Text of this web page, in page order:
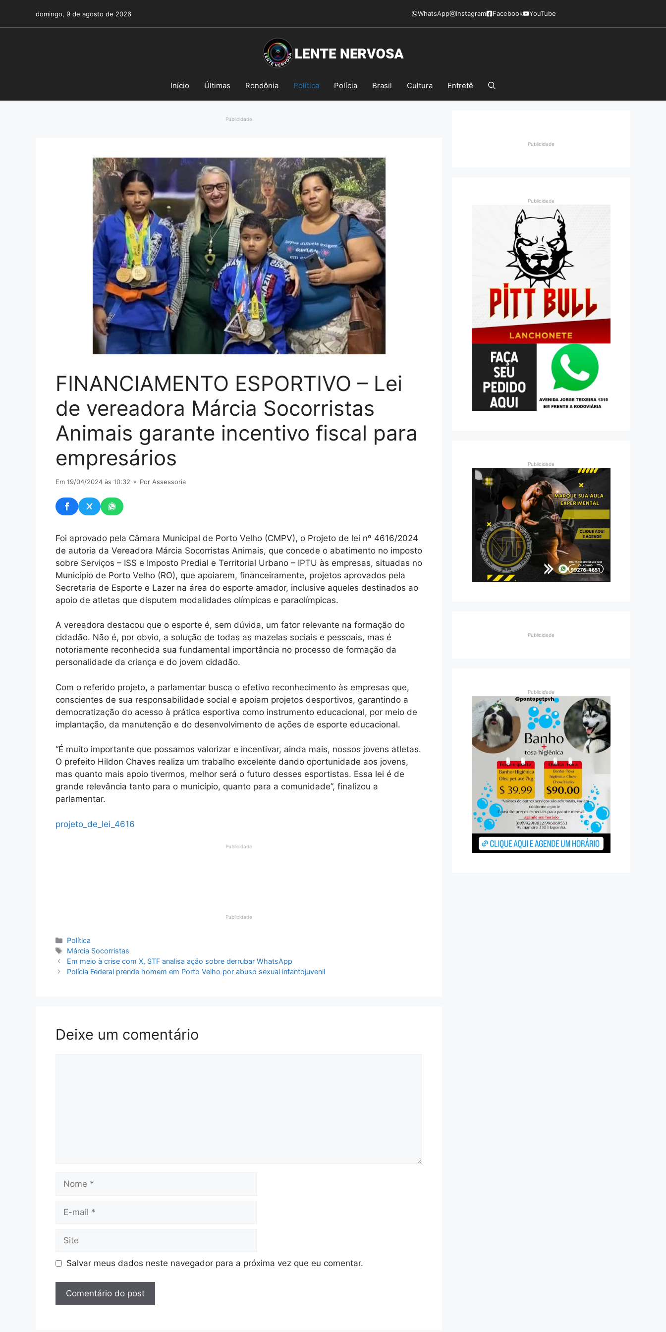
o
domingo, 9 de agosto de 2026 WhatsApp Instagram Facebook YouTube
Início Últimas Rondônia Política Polícia Brasil Cultura Entretê
Publicidade
FINANCIAMENTO ESPORTIVO – Lei
de vereadora Márcia Socorristas
Animais garante incentivo fiscal para
empresários
Em 19/04/2024 às 10:32 ⚬ Por Assessoria
Foi aprovado pela Câmara Municipal de Porto Velho (CMPV), o Projeto de lei nº 4616/2024
de autoria da Vereadora Márcia Socorristas Animais, que concede o abatimento no imposto
sobre Serviços – ISS e Imposto Predial e Territorial Urbano – IPTU às empresas, situadas no
Município de Porto Velho (RO), que apoiarem, financeiramente, projetos aprovados pela
Secretaria de Esporte e Lazer na área do esporte amador, inclusive aqueles destinados ao
apoio de atletas que disputem modalidades olímpicas e paraolímpicas.
A vereadora destacou que o esporte é, sem dúvida, um fator relevante na formação do
cidadão. Não é, por obvio, a solução de todas as mazelas sociais e pessoais, mas é
notoriamente reconhecida sua fundamental importância no processo de formação da
personalidade da criança e do jovem cidadão.
Com o referido projeto, a parlamentar busca o efetivo reconhecimento às empresas que,
conscientes de sua responsabilidade social e apoiam projetos desportivos, garantindo a
democratização do acesso à prática esportiva como instrumento educacional, por meio de
implantação, da manutenção e do desenvolvimento de ações de esporte educacional.
“É muito importante que possamos valorizar e incentivar, ainda mais, nossos jovens atletas.
O prefeito Hildon Chaves realiza um trabalho excelente dando oportunidade aos jovens,
mas quanto mais apoio tivermos, melhor será o futuro desses esportistas. Essa lei é de
grande relevância tanto para o município, quanto para a comunidade”, finalizou a
parlamentar.
projeto_de_lei_4616
Publicidade
Publicidade
Categorias
Política
Tags
Márcia Socorristas
Em meio à crise com X, STF analisa ação sobre derrubar WhatsApp
Polícia Federal prende homem em Porto Velho por abuso sexual infantojuvenil
Deixe um comentário
mail
Salvar meus dados neste navegador para a próxima vez que eu comentar.
Publicidade
Publicidade
Publicidade
Publicidade
Publicidade